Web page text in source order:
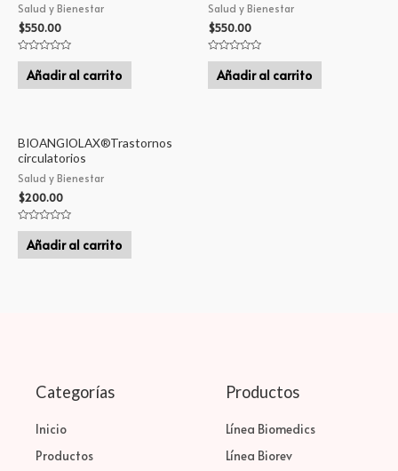
Salud y Bienestar
$550.00
Valorado
de
Añadir al carrito
Salud y Bienestar
$550.00
Valorado
de
Añadir al carrito
BIOANGIOLAX®Trastornos
circulatorios
Salud y Bienestar
$200.00
Valorado
de
Añadir al carrito
Categorías
Inicio
Productos
Productos
Línea Biomedics
Línea Biorev